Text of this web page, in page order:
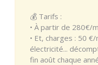
💰 Tarifs :
• À partir de 280€/
• Et, charges : 50
électricité...
fin août chaque